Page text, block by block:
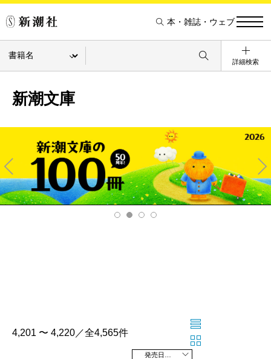
本・雑誌・ウェブ
詳細検索
新潮文庫
Pre
v
Ne
xt
4,201 〜 4,220／全4,565件